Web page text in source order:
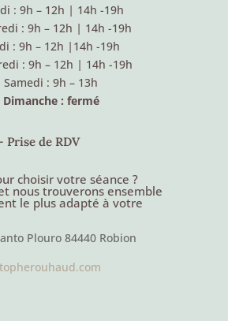
: 9h – 12h | 14h -19h
: 9h – 12h | 14h -19h
: 9h – 12h | 14h -19h
: 9h – 12h | 14h -19h
Samedi : 9h – 13h
Dimanche : fermé
Prise de RDV
choisir votre séance ?
nous trouverons ensemble
le plus adapté à votre
Plouro 84440 Robion